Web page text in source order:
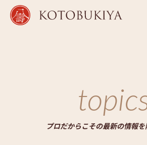
プロだからこその最新の情報